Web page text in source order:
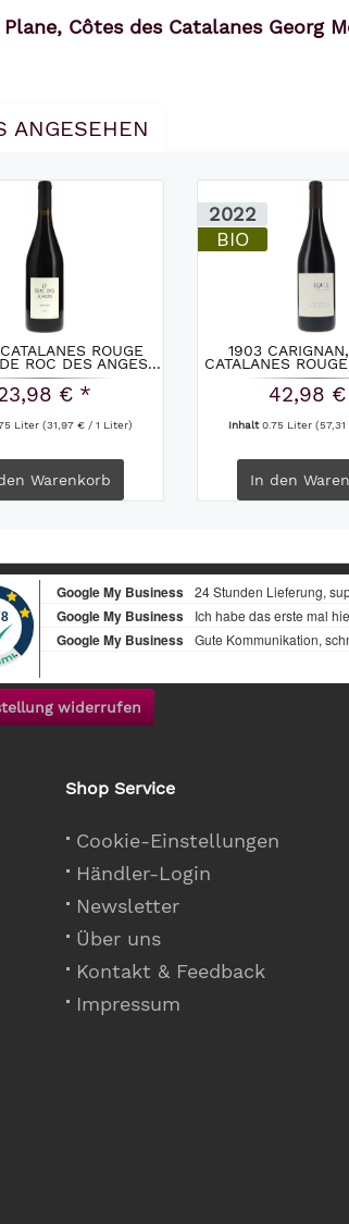
Côtes des Catalanes Georg
ANGESEHEN
ROUGE
ROC DES ANGES...
€ *
Liter(31,97 € / 1 Liter)
Warenkorb
2022
BIO
1903
CATALANES
42,98
Inhalt0.75 Liter
In den
widerrufen
Shop Service
Cookie-Einstellungen
Händler-Login
Newsletter
Über uns
Kontakt & Feedback
Impressum